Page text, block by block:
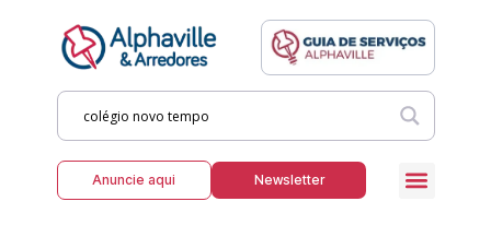
Anuncie aqui Newsletter